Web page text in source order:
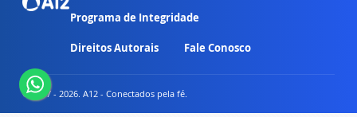
Programa de Integridade
Direitos Autorais Fale Conosco
© 2007 - 2026. A12 - Conectados pela fé.